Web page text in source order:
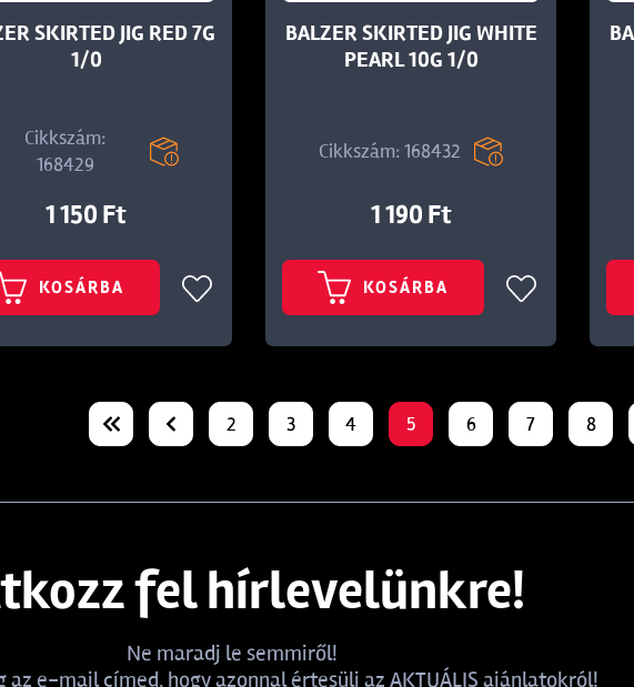
SKIRTED JIG RED 7G
1/0
Cikkszám:
168429
1 150 Ft
KOSÁRBA
BALZER SKIRTED JIG WHITE
PEARL 10G 1/0
Cikkszám: 168432
1 190 Ft
KOSÁRBA
2 3 4 5 6 7 8
fel hírlevelünkre!
Ne maradj le semmiről!
az e-mail címed, hogy azonnal értesülj az AKTUÁLIS ajánlatokról!